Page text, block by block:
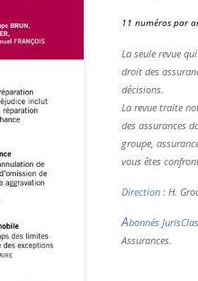
11 numéros par
La seule revue
droit des
décisions.
La revue traite
des assurances
groupe,
vous êtes
Direction: H.
Abonnés
Assurances.